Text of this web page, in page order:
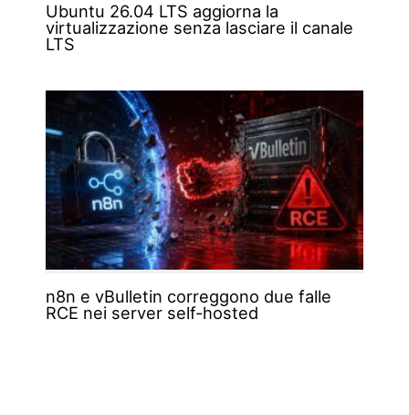
Ubuntu 26.04 LTS aggiorna la
virtualizzazione senza lasciare il canale
LTS
n8n e vBulletin correggono due falle
RCE nei server self-hosted